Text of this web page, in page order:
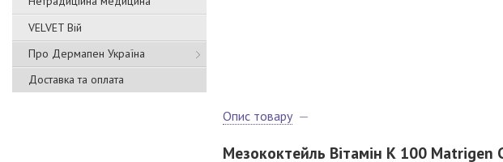
VELVET Вій
Про Дермапен Україна
Доставка та оплата
Опис товару
Мезококтейль Вітамін К 100